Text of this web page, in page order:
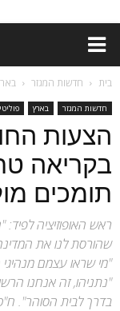
בית חדשות המגזר
חדשות המגזר בארץ פוליטי
הצעות
תומכים מול 54
ראש האופוזיציה
שהורסת לנו את
"מי שראו עצמם
"נתניהו, זה אנחנו
בדרך לבית הסוהר".